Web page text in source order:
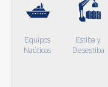
Equipos
Naúticos
Estiba y
Desestiba